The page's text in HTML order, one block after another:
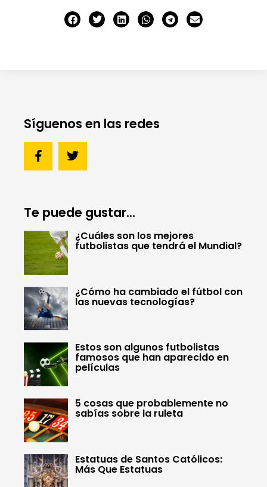
Síguenos en las redes
Te puede gustar...
¿Cuáles son los mejores
futbolistas que tendrá el Mundial?
¿Cómo ha cambiado el fútbol con
las nuevas tecnologías?
Estos son algunos futbolistas
famosos que han aparecido en
películas
5 cosas que probablemente no
sabías sobre la ruleta
Estatuas de Santos Católicos:
Más Que Estatuas